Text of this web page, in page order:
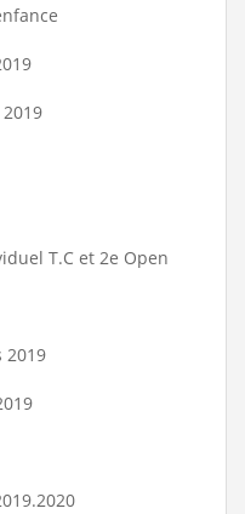
T.C et 2e Open
2019